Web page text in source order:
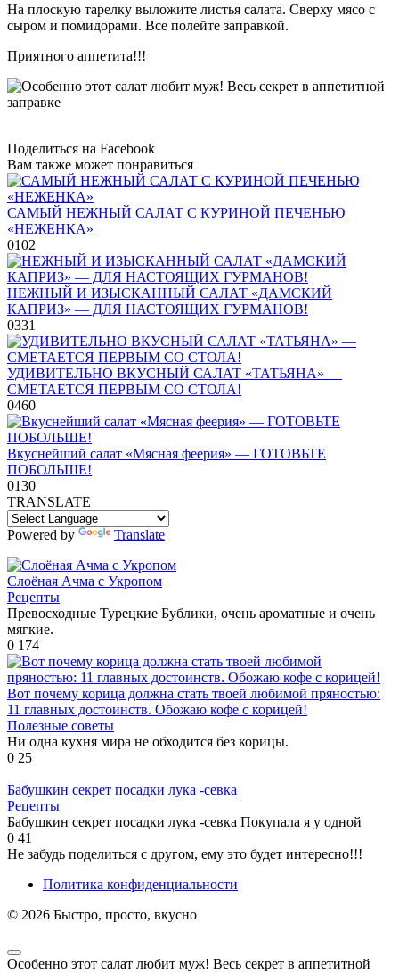
На плоскую тарелку выложите листья салата. Сверху мясо с
сыром и помидорами. Все полейте заправкой.
Приятного аппетита!!!
Поделиться на Facebook
Вам также может понравиться
САМЫЙ НЕЖНЫЙ САЛАТ С КУРИНОЙ ПЕЧЕНЬЮ
«НЕЖЕНКА»
0102
НЕЖНЫЙ И ИЗЫСКАННЫЙ САЛАТ «ДАМСКИЙ
КАПРИЗ» — ДЛЯ НАСТОЯЩИХ ГУРМАНОВ!
0331
УДИВИТЕЛЬНО ВКУСНЫЙ САЛАТ «ТАТЬЯНА» —
СМЕТАЕТСЯ ПЕРВЫМ СО СТОЛА!
0460
Вкуснейший салат «Мясная феерия» — ГОТОВЬТЕ
ПОБОЛЬШЕ!
0130
TRANSLATE
Powered by Translate
Слоёная Ачма с Укропом
Рецепты
Превосходные Турецкие Бублики, очень ароматные и очень
мягкие.
0 174
Вот почему корица должна стать твоей любимой пряностью:
11 главных достоинств. Обожаю кофе с корицей!
Полезные советы
Ни одна кухня мира не обходится без корицы.
0 25
Бабушкин секрет посадки лука -севка
Рецепты
Бабушкин секрет посадки лука -севка Покупала я у одной
0 41
Не забудь поделиться с другом, ему это будет интересно!!!
Политика конфиденциальности
© 2026 Быстро, просто, вкусно
Особенно этот салат любит муж! Весь секрет в аппетитной